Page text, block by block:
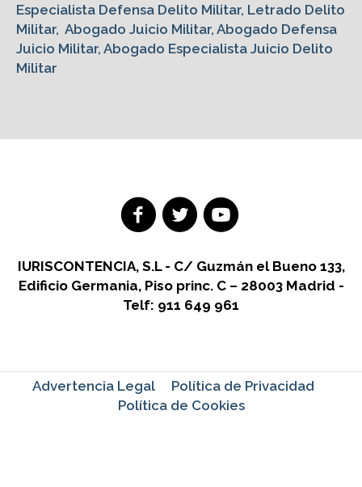
Especialista Defensa Delito Militar, Letrado Delito
Militar, Abogado Juicio Militar, Abogado Defensa
Juicio Militar, Abogado Especialista Juicio Delito
Militar
IURISCONTENCIA, S.L - C/ Guzmán el Bueno 133,
Edificio Germania, Piso princ. C – 28003 Madrid -
Telf: 911 649 961
Advertencia Legal
Política de Privacidad
Política de Cookies